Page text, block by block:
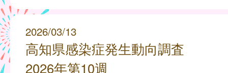
2026/03/13
高知県感染症発生動向調査
2026年第10週